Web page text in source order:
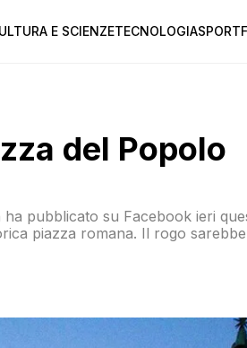
E SCIENZETECNOLOGIASPORT
del Popolo
pubblicato su Facebook ieri
piazza romana. Il rogo